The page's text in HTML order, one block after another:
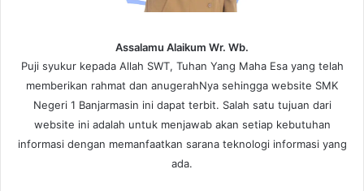
Assalamu Alaikum Wr. Wb.
Puji syukur kepada Allah SWT, Tuhan Yang Maha Esa yang telah
memberikan rahmat dan anugerahNya sehingga website SMK
Negeri 1 Banjarmasin ini dapat terbit. Salah satu tujuan dari
website ini adalah untuk menjawab akan setiap kebutuhan
informasi dengan memanfaatkan sarana teknologi informasi yang
ada.